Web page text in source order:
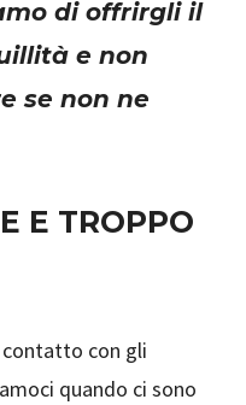
di offrirgli il
e non
se non ne
E TROPPO
con gli
quando ci sono